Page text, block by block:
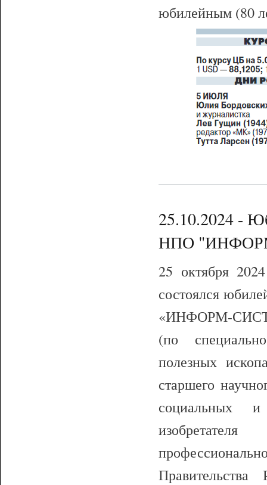
юбилейным (80
25.10.2024 -
НПО
25 октября
состоялся
«ИНФОРМ-
(по
полезных
старшего
социальных и